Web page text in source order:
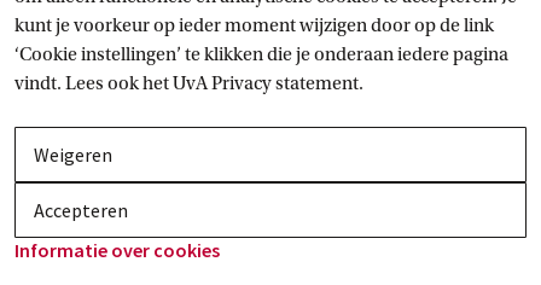
kunt je voorkeur op ieder moment wijzigen door op de link
‘Cookie instellingen’ te klikken die je onderaan iedere pagina
vindt. Lees ook hetUvA Privacy statement.
Weigeren
Accepteren
Informatie over cookies
wordt geen inhaalonderwijs ingepland.
Geplande toetsen, patiëntenzorg en practica gaan wel door.
over de verdere invulling van de acties, meld je dan hier
aan:WhatsApp Group Invite Externe link
Meer over de bezuinigingen vind je